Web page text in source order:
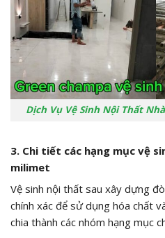
Dịch Vụ Vệ Sinh Nội Thất
3. Chi tiết các hạng mục vệ
milimet
Vệ sinh nội thất sau xây dựng
chính xác để sử dụng hóa chất
chia thành các nhóm hạng mục